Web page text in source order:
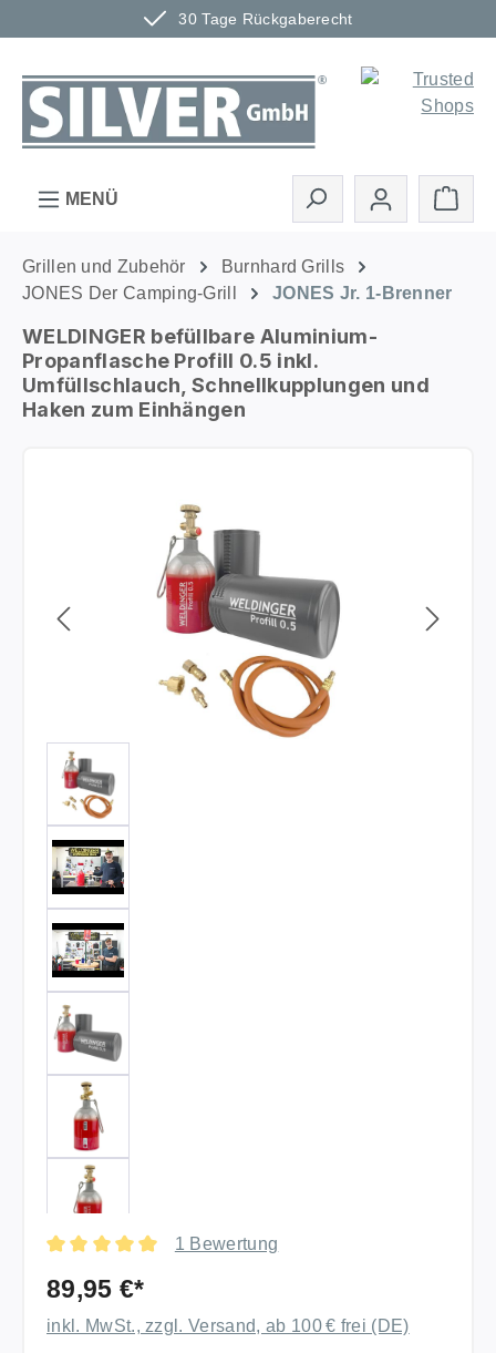
30 Tage Rückgaberecht
Zum Hauptinhalt springen
MENÜ
Grillen und Zubehör
Burnhard Grills
JONES Der Camping-Grill
JONES Jr. 1-Brenner
WELDINGER befüllbare Aluminium-
Propanflasche Profill 0.5 inkl.
Umfüllschlauch, Schnellkupplungen und
Haken zum Einhängen
Bildergalerie überspringen
1 Bewertung
89,95 €*
inkl. MwSt., zzgl. Versand, ab 100 € frei (DE)